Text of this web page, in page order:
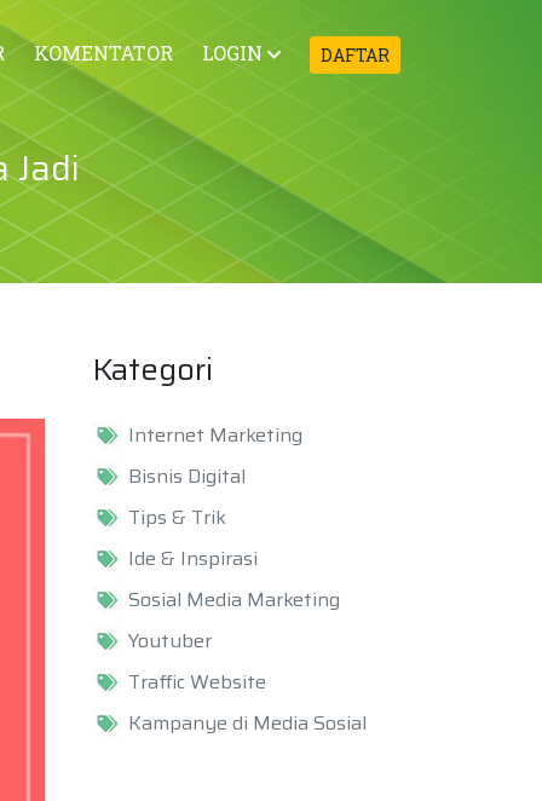
KOMENTATOR LOGIN DAFTAR
Jadi
Kategori
Internet Marketing
Bisnis Digital
Tips & Trik
Ide & Inspirasi
Sosial Media Marketing
Youtuber
Traffic Website
Kampanye di Media Sosial